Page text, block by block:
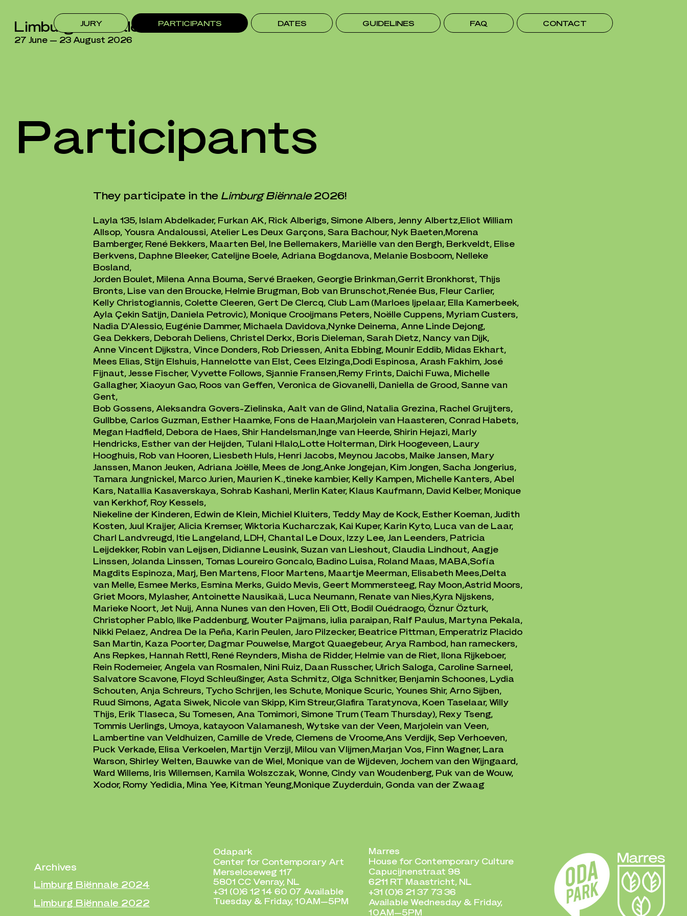
Limburg Biënnale
27 June — 23 August 2026
JURY PARTICIPANTS DATES GUIDELINES FAQ CONTACT
Participants
They participate in the Limburg Biënnale2026!
​Layla 135, Islam Abdelkader, Furkan AK, Rick Alberigs, Simone Albers, Jenny Albertz,Eliot William
Allsop, Yousra Andaloussi, Atelier Les Deux Garçons, Sara Bachour, Nyk Baeten,Morena
Bamberger, René Bekkers, Maarten Bel, Ine Bellemakers, Mariëlle van den Bergh, Berkveldt, Elise
Berkvens, Daphne Bleeker, Catelijne Boele, Adriana Bogdanova, Melanie Bosboom, Nelleke
Bosland,
Jorden Boulet, Milena Anna Bouma, Servé Braeken, Georgie Brinkman,Gerrit Bronkhorst, Thijs
Bronts, Lise van den Broucke, Helmie Brugman, Bob van Brunschot,Renée Bus, Fleur Carlier,
Kelly Christogiannis, Colette Cleeren, Gert De Clercq, Club Lam (Marloes Ijpelaar, Ella Kamerbeek,
Ayla Çekin Satijn, Daniela Petrovic), Monique Crooijmans Peters, Noëlle Cuppens, Myriam Custers,
Nadia D'Alessio, Eugénie Dammer, Michaela Davidova,Nynke Deinema, Anne Linde Dejong,
Gea Dekkers, Deborah Deliens, Christel Derkx, Boris Dieleman, Sarah Dietz, Nancy van Dijk,
Anne Vincent Dijkstra, Vince Donders, Rob Driessen, Anita Ebbing, Mounir Eddib, Midas Ekhart,
Mees Elias, Stijn Elshuis, Hannelotte van Elst, Cees Elzinga,Dodi Espinosa, Arash Fakhim, José
Fijnaut, Jesse Fischer, Vyvette Follows, Sjannie Fransen,Remy Frints, Daichi Fuwa, Michelle
Gallagher, Xiaoyun Gao, Roos van Geffen, Veronica de Giovanelli, Daniella de Grood, Sanne van
Gent,
Bob Gossens, Aleksandra Govers-Zielinska, Aalt van de Glind, Natalia Grezina, Rachel Gruijters,
Gullbbe, Carlos Guzman, Esther Haamke, Fons de Haan,Marjolein van Haasteren, Conrad Habets,
Megan Hadfield, Debora de Haes, Shir Handelsman,Inge van Heerde, Shirin Hejazi, Marly
Hendricks, Esther van der Heijden, Tulani Hlalo,Lotte Holterman, Dirk Hoogeveen, Laury
Hooghuis, Rob van Hooren, Liesbeth Huls, Henri Jacobs, Meynou Jacobs, Maike Jansen, Mary
Janssen, Manon Jeuken, Adriana Joëlle, Mees de Jong,Anke Jongejan, Kim Jongen, Sacha Jongerius,
Tamara Jungnickel, Marco Jurien, Maurien K.,tineke kambier, Kelly Kampen, Michelle Kanters, Abel
Kars, Natallia Kasaverskaya, Sohrab Kashani, Merlin Kater, Klaus Kaufmann, David Kelber, Monique
van Kerkhof, Roy Kessels,
Niekeline der Kinderen, Edwin de Klein, Michiel Kluiters, Teddy May de Kock, Esther Koeman, Judith
Kosten, Juul Kraijer, Alicia Kremser, Wiktoria Kucharczak, Kai Kuper, Karin Kyto, Luca van de Laar,
Charl Landvreugd, Itie Langeland, LDH, Chantal Le Doux, Izzy Lee, Jan Leenders, Patricia
Leijdekker, Robin van Leijsen, Didianne Leusink, Suzan van Lieshout, Claudia Lindhout, Aagje
Linssen, Jolanda Linssen, Tomas Loureiro Goncalo, Badino Luisa, Roland Maas, MABA,Sofía
Magdits Espinoza, Marj, Ben Martens, Floor Martens, Maartje Meerman, Elisabeth Mees,Delta
van Melle, Esmee Merks, Esmina Merks, Guido Mevis, Geert Mommersteeg, Ray Moon,Astrid Moors,
Griet Moors, Mylasher, Antoinette Nausikaä, Luca Neumann, Renate van Nies,Kyra Nijskens,
Marieke Noort, Jet Nuij, Anna Nunes van den Hoven, Eli Ott, Bodil Ouédraogo, Öznur Özturk,
Christopher Pablo, Ilke Paddenburg, Wouter Paijmans, iulia paraipan, Ralf Paulus, Martyna Pekala,
Nikki Pelaez, Andrea De la Peña, Karin Peulen, Jaro Pilzecker, Beatrice Pittman, Emperatriz Placido
San Martin, Kaza Poorter, Dagmar Pouwelse, Margot Quaegebeur, Arya Rambod, han rameckers,
Ans Repkes, Hannah Rettl, René Reynders, Misha de Ridder, Helmie van de Riet, Ilona Rijkeboer,
Rein Rodemeier, Angela van Rosmalen, Nini Ruiz, Daan Russcher, Ulrich Saloga, Caroline Sarneel,
Salvatore Scavone, Floyd Schleußinger, Asta Schmitz, Olga Schnitker, Benjamin Schoones, Lydia
Schouten, Anja Schreurs, Tycho Schrijen, Ies Schute, Monique Scuric, Younes Shir, Arno Sijben,
Ruud Simons, Agata Siwek, Nicole van Skipp, Kim Streur,Glafira Taratynova, Koen Taselaar, Willy
Thijs, Erik Tlaseca, Su Tomesen, Ana Tomimori, Simone Trum (Team Thursday), Rexy Tseng,
Tommis Uerlings, Umoya, katayoon Valamanesh, Wytske van der Veen, Marjolein van Veen,
Lambertine van Veldhuizen, Camille de Vrede, Clemens de Vroome,Ans Verdijk, Sep Verhoeven,
Puck Verkade, Elisa Verkoelen, Martijn Verzijl, Milou van Vlijmen,Marjan Vos, Finn Wagner, Lara
Warson, Shirley Welten, Bauwke van de Wiel, Monique van de Wijdeven, Jochem van den Wijngaard,
Ward Willems, Iris Willemsen, Kamila Wolszczak, Wonne, Cindy van Woudenberg, Puk van de Wouw,
Xodor, Romy Yedidia, Mina Yee, Kitman Yeung,Monique Zuyderduin, Gonda van der Zwaag
Archives
Limburg Biënnale 2024
Limburg Biënnale 2022
Marres
House for Contemporary Culture
Capucijnenstraat 98
6211 RT Maastricht, NL
+31 (0)6 21 37 73 36
Available Wednesday & Friday,
10AM—5PM
Odapark
Center for Contemporary Art
Merseloseweg 117
5801 CC Venray, NL
+31 (0)6 12 14 60 07 Available
Tuesday & Friday, 10AM—5PM